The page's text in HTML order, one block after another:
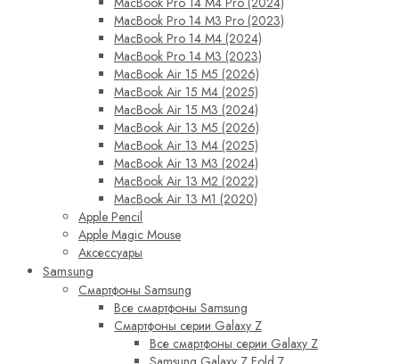
MacBook Pro 14 M3 Pro (2023)
MacBook Pro 14 M4 (2024)
MacBook Pro 14 M3 (2023)
MacBook Air 15 M5 (2026)
MacBook Air 15 M4 (2025)
MacBook Air 15 M3 (2024)
MacBook Air 13 M5 (2026)
MacBook Air 13 M4 (2025)
MacBook Air 13 M3 (2024)
MacBook Air 13 M2 (2022)
MacBook Air 13 M1 (2020)
Apple Pencil
Apple Magic Mouse
Аксессуары
Samsung
Смартфоны Samsung
Все смартфоны Samsung
Смартфоны серии Galaxy Z
Все смартфоны серии Galaxy Z